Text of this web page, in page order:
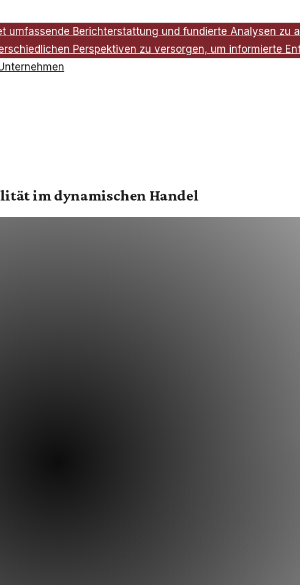
umfassende Berichterstattung und fundierte Analysen zu
Perspektiven zu versorgen, um informierte
im dynamischen Handel